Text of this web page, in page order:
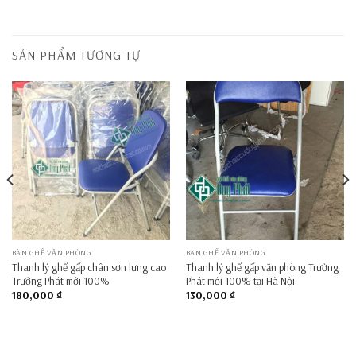
SẢN PHẨM TƯƠNG TỰ
BÀN GHẾ VĂN PHÒNG
Thanh lý ghế gấp chân sơn lưng cao
Trường Phát mới 100%
180,000 ₫
BÀN GHẾ VĂN PHÒNG
Thanh lý ghế gấp văn phòng Trường
Phát mới 100% tại Hà Nội
130,000 ₫